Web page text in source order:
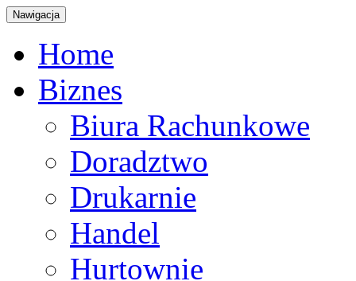
Nawigacja
Home
Biznes
Biura Rachunkowe
Doradztwo
Drukarnie
Handel
Hurtownie